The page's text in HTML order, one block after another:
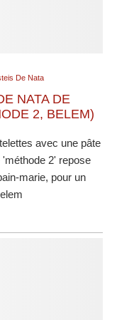
De Nata
NATA DE
2, BELEM)
avec une pâte
2' repose
marie, pour un